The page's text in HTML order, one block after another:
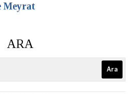
Meyrat
ARA
Ara